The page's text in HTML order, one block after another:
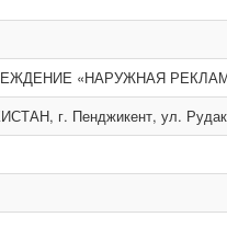
«НАРУЖНАЯ
г. Пенджикент, ул.